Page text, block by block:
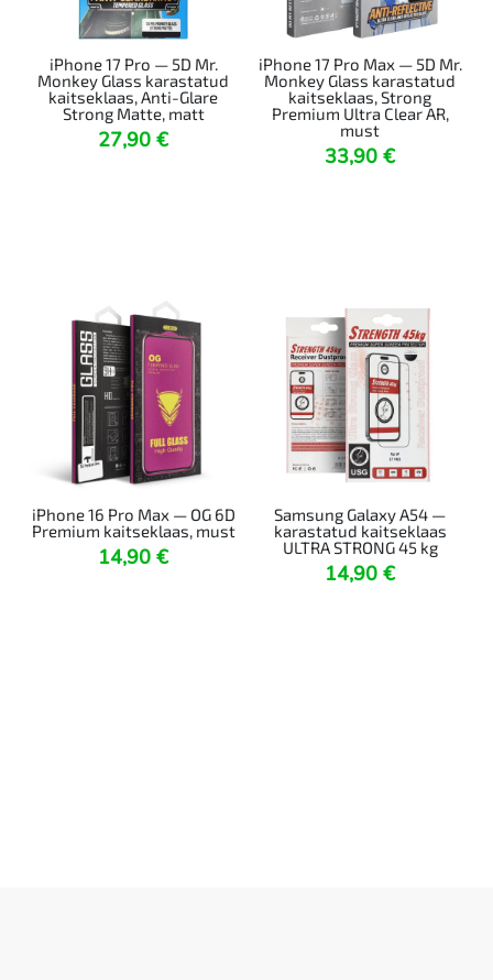
iPhone 17 Pro — 5D Mr.
Monkey Glass karastatud
kaitseklaas, Anti-Glare
Strong Matte, matt
27,90 €
iPhone 17 Pro Max — 5D Mr.
Monkey Glass karastatud
kaitseklaas, Strong
Premium Ultra Clear AR,
must
33,90 €
iPhone 16 Pro Max — OG 6D
Premium kaitseklaas, must
14,90 €
Samsung Galaxy A54 —
karastatud kaitseklaas
ULTRA STRONG 45 kg
14,90 €